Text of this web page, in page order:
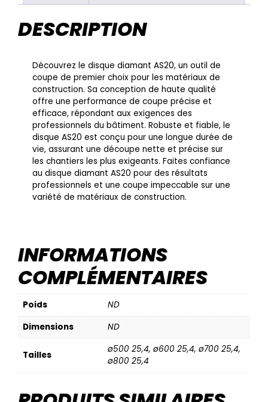
DESCRIPTION
Découvrez le disque diamant AS20, un outil de
coupe de premier choix pour les matériaux de
construction. Sa conception de haute qualité
offre une performance de coupe précise et
efficace, répondant aux exigences des
professionnels du bâtiment. Robuste et fiable, le
disque AS20 est conçu pour une longue durée de
vie, assurant une découpe nette et précise sur
les chantiers les plus exigeants. Faites confiance
au disque diamant AS20 pour des résultats
professionnels et une coupe impeccable sur une
variété de matériaux de construction.
INFORMATIONS
COMPLÉMENTAIRES
Poids
ND
Dimensions
ND
Tailles
ø500 25,4, ø600 25,4, ø700 25,4,
ø800 25,4